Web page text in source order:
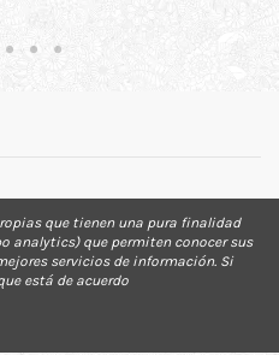
que tienen una pura finalidad
analytics) que permiten conocer sus
servicios de información. Si
está de acuerdo